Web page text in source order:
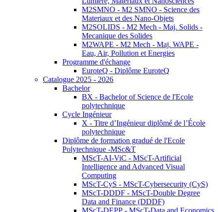
M2SMNO - M2 SMNO - Science des
Materiaux et des Nano-Objets
M2SOLIDS - M2 Mech - Maj. Solids -
Mecanique des Solides
M2WAPE - M2 Mech - Maj. WAPE -
Eau, Air, Pollution et Energies
Programme d'échange
EuroteQ - Diplôme EuroteQ
Catalogue 2025 - 2026
Bachelor
BX - Bachelor of Science de l'Ecole
polytechnique
Cycle Ingénieur
X - Titre d’Ingénieur diplômé de l’École
polytechnique
Diplôme de formation gradué de l'Ecole
Polytechnique -MSc&T
MScT-AI-ViC - MScT-Artificial
Intelligence and Advanced Visual
Computing
MScT-CyS - MScT-Cybersecurity (CyS)
MScT-DDDF - MScT-Double Degree
Data and Finance (DDDF)
MScT-DEPP - MScT-Data and Economics